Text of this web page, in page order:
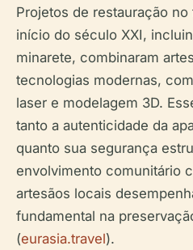
Projetos de restauração
início do século XXI,
minarete, combinaram
tecnologias modernas,
laser e modelagem 3D.
tanto a autenticidade da
quanto sua segurança
envolvimento comunitário
artesãos locais
fundamental na
(eurasia.travel).